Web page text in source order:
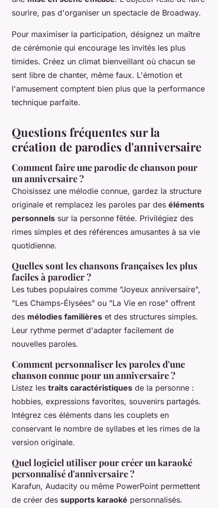
sourire, pas d'organiser un spectacle de Broadway.
Pour maximiser la participation, désignez un maître
de cérémonie qui encourage les invités les plus
timides. Créez un climat bienveillant où chacun se
sent libre de chanter, même faux. L'émotion et
l'amusement comptent bien plus que la performance
technique parfaite.
Questions fréquentes sur la
création de parodies d'anniversaire
Comment faire une parodie de chanson pour
un anniversaire ?
Choisissez une mélodie connue, gardez la structure
originale et remplacez les paroles par des éléments
personnels sur la personne fêtée. Privilégiez des
rimes simples et des références amusantes à sa vie
quotidienne.
Quelles sont les chansons françaises les plus
faciles à parodier ?
Les tubes populaires comme "Joyeux anniversaire",
"Les Champs-Élysées" ou "La Vie en rose" offrent
des mélodies familières et des structures simples.
Leur rythme permet d'adapter facilement de
nouvelles paroles.
Comment personnaliser les paroles d'une
chanson connue pour un anniversaire ?
Listez les traits caractéristiques de la personne :
hobbies, expressions favorites, souvenirs partagés.
Intégrez ces éléments dans les couplets en
conservant le nombre de syllabes et les rimes de la
version originale.
Quel logiciel utiliser pour créer un karaoké
personnalisé d'anniversaire ?
Karafun, Audacity ou même PowerPoint permettent
de créer des supports karaoké personnalisés.